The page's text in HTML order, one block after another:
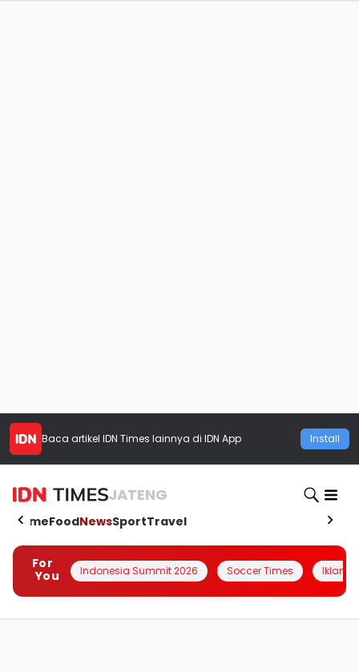
Baca artikel IDN Times lainnya di IDN App Install
JATENG
HomeFoodNewsSportTravel
For
You
Indonesia Summit 2026 Soccer Times Iklanin